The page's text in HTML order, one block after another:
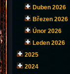
Duben 2026
Březen 2026
Únor 2026
Leden 2026
2025
2024